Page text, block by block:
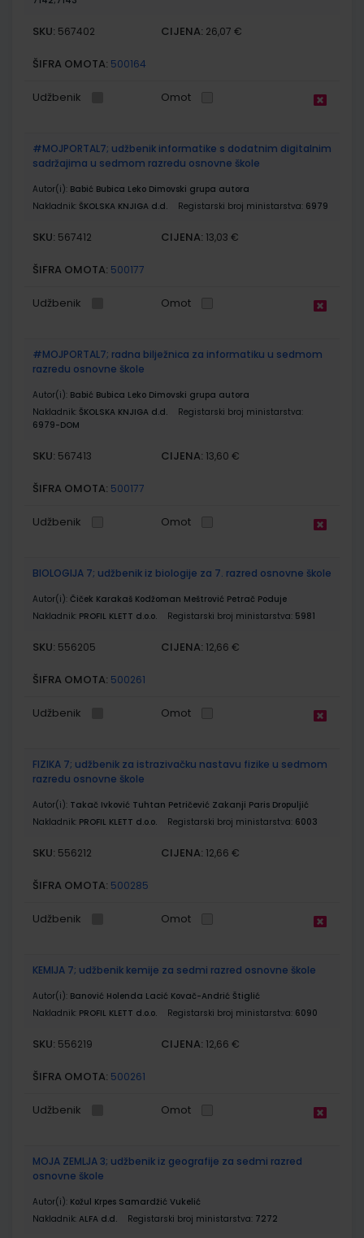
SKU: 567402 CIJENA: 26,07 €
ŠIFRA OMOTA: 500164
Udžbenik Omot
#MOJPORTAL7; udžbenik informatike s dodatnim digitalnim
sadržajima u sedmom razredu osnovne škole
Autor(i): Babić Bubica Leko Dimovski grupa autora
Nakladnik: ŠKOLSKA KNJIGA d.d. Registarski broj ministarstva: 6979
SKU: 567412 CIJENA: 13,03 €
ŠIFRA OMOTA: 500177
Udžbenik Omot
#MOJPORTAL7; radna bilježnica za informatiku u sedmom
razredu osnovne škole
Autor(i): Babić Bubica Leko Dimovski grupa autora
Nakladnik: ŠKOLSKA KNJIGA d.d.
Registarski broj ministarstva:
6979-DOM
SKU: 567413 CIJENA: 13,60 €
ŠIFRA OMOTA: 500177
Udžbenik Omot
BIOLOGIJA 7; udžbenik iz biologije za 7. razred osnovne škole
Autor(i): Čiček Karakaš Kodžoman Meštrović Petrač Poduje
Nakladnik: PROFIL KLETT d.o.o. Registarski broj ministarstva: 5981
SKU: 556205 CIJENA: 12,66 €
ŠIFRA OMOTA: 500261
Udžbenik Omot
FIZIKA 7; udžbenik za istrazivačku nastavu fizike u sedmom
razredu osnovne škole
Autor(i): Takač Ivković Tuhtan Petričević Zakanji Paris Dropuljić
Nakladnik: PROFIL KLETT d.o.o. Registarski broj ministarstva: 6003
SKU: 556212 CIJENA: 12,66 €
ŠIFRA OMOTA: 500285
Udžbenik Omot
KEMIJA 7; udžbenik kemije za sedmi razred osnovne škole
Autor(i): Banović Holenda Lacić Kovač-Andrić Štiglić
Nakladnik: PROFIL KLETT d.o.o. Registarski broj ministarstva: 6090
SKU: 556219 CIJENA: 12,66 €
ŠIFRA OMOTA: 500261
Udžbenik Omot
MOJA ZEMLJA 3; udžbenik iz geografije za sedmi razred
osnovne škole
Autor(i): Kožul Krpes Samardžić Vukelić
Nakladnik: ALFA d.d. Registarski broj ministarstva: 7272